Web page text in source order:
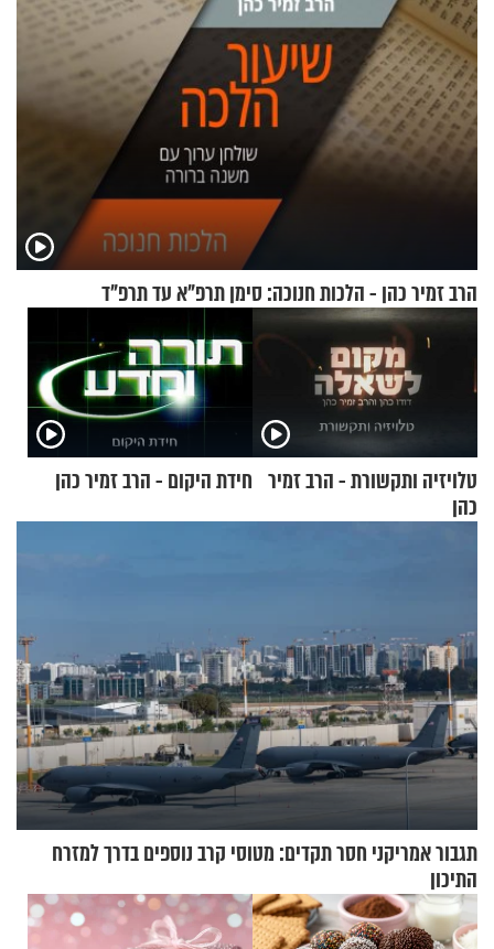
הרב זמיר כהן - הלכות חנוכה: סימן תרפ"א עד תרפ"ד
טלויזיה ותקשורת - הרב זמיר
כהן
חידת היקום - הרב זמיר כהן
תגבור אמריקני חסר תקדים: מטוסי קרב נוספים בדרך למזרח
התיכון